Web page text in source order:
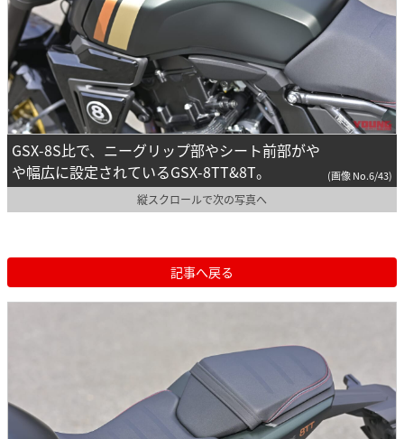
GSX-8S比で、ニーグリップ部やシート前部がや
や幅広に設定されているGSX-8TT&8T。
(画像 No.6/43)
縦スクロールで次の写真へ
記事へ戻る